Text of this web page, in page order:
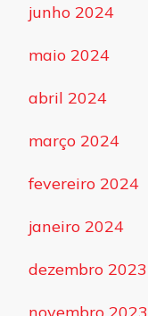
junho 2024
maio 2024
abril 2024
março 2024
fevereiro 2024
janeiro 2024
dezembro 2023
novembro 2023